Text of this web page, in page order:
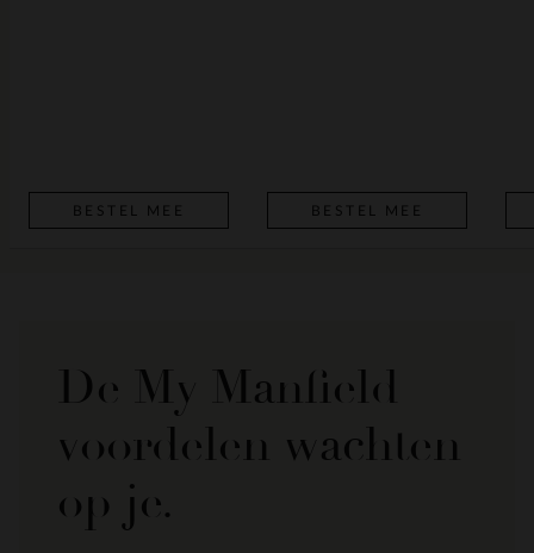
BESTEL MEE BESTEL MEE
De My Manfield
voordelen wachten
op je.